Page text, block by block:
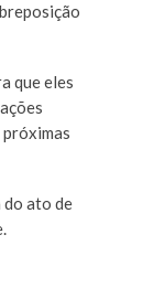
que eles
próximas
do ato de